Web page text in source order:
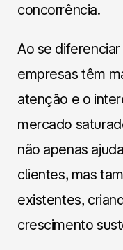
concorrência.
Ao se
empresas têm
atenção e o
mercado
não apenas
clientes, mas
existentes,
crescimento